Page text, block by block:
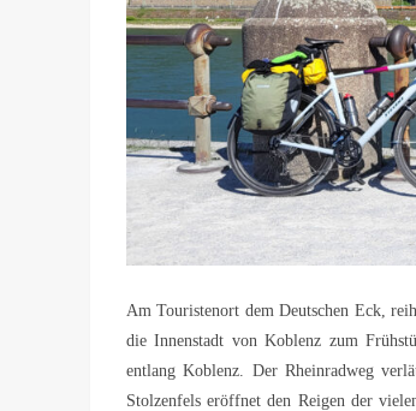
Am Touristenort dem Deutschen Eck,
die Innenstadt von Koblenz zum
entlang Koblenz. Der Rheinradweg
Stolzenfels eröffnet den Reigen der